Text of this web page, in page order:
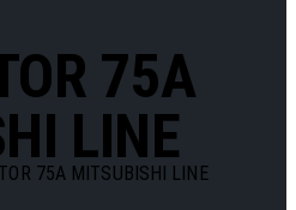
75A
LINE
75A MITSUBISHI LINE